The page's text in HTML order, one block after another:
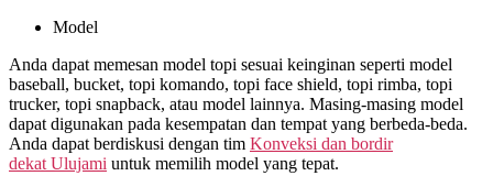
Model
Anda dapat memesan model topi sesuai keinginan seperti model
baseball, bucket, topi komando, topi face shield, topi rimba, topi
trucker, topi snapback, atau model lainnya. Masing-masing model
dapat digunakan pada kesempatan dan tempat yang berbeda-beda.
Anda dapat berdiskusi dengan tim Konveksi dan bordir
dekat Ulujami untuk memilih model yang tepat.